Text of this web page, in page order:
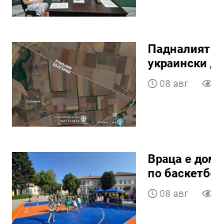
08 авг
Враца е
по
08 авг